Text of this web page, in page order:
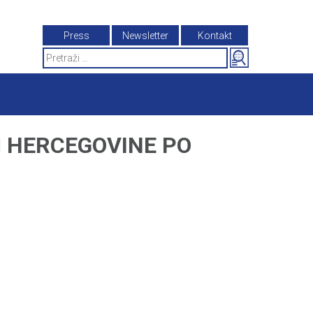
Press Newsletter
Kontakt
Search
for:
PO